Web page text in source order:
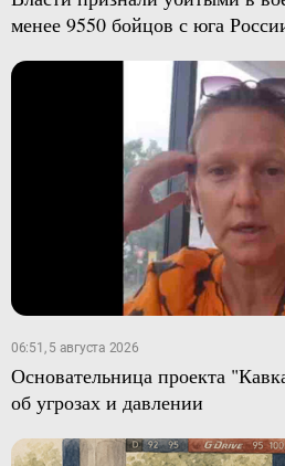
менее 9550 бойцов с юга
06:51, 5 августа 2026
Основательница проекта
об угрозах и давлении